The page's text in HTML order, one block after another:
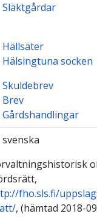
Släktgårdar
Hällsäter
Hälsingtuna socken
Skuldebrev
Brev
Gårdshandlingar
svenska
fho.sls.fi/
, (hämtad 2018-